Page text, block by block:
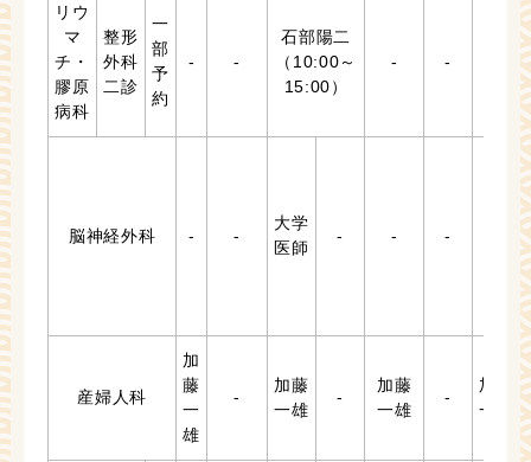
リウ
マ
チ・
膠原
病科
整形
外科
二診
一
部
予
約
- -
石部陽二
（10:00～
15:00）
- -
脳神経外科 - -
大学
医師
- - -
産婦人科
加
藤
一
雄
-
加藤
一雄
-
加藤
一雄
-
加藤
一雄